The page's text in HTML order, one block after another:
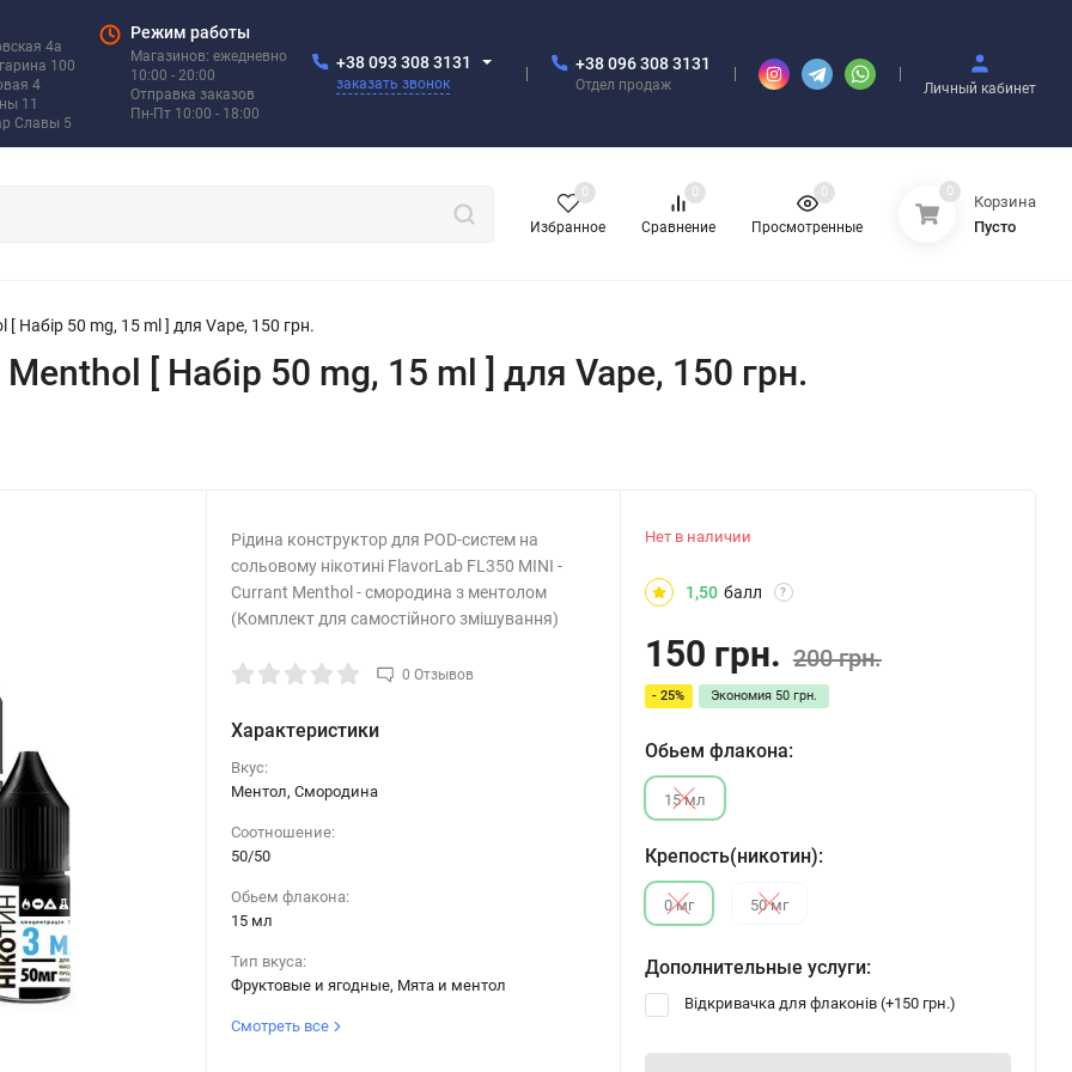
4а
100
4
11
Славы 5
Режим работы
Магазинов: ежедневно
10:00 - 20:00
Отправка заказов
Пн-Пт 10:00 - 18:00
+38 093 308 3131
заказать звонок
+38 096 308 3131
Отдел продаж Личный кабинет
Избранное
0
Сравнение
0
Просмотренные
0 0
Корзина
Пусто
Набір 50 mg, 15 ml ] для Vape, 150 грн.
[ Набір 50 mg, 15 ml ] для Vape, 150 грн.
Рідина конструктор для POD-систем на
сольовому нікотині FlavorLab FL350 MINI -
Currant Menthol - смородина з ментолом
(Комплект для самостійного змішування)
0 Отзывов
Характеристики
Вкус:
Ментол, Смородина
Соотношение:
50/50
Обьем флакона:
15 мл
Тип вкуса:
Фруктовые и ягодные, Мята и ментол
Смотреть все
Нет в наличии
1,50 балл ?
150 грн. 200 грн.
- 25% Экономия 50 грн.
Обьем флакона:
15 мл
Крепость(никотин):
0 мг 50 мг
Дополнительные услуги:
Відкривачка для флаконів (+150 грн.)